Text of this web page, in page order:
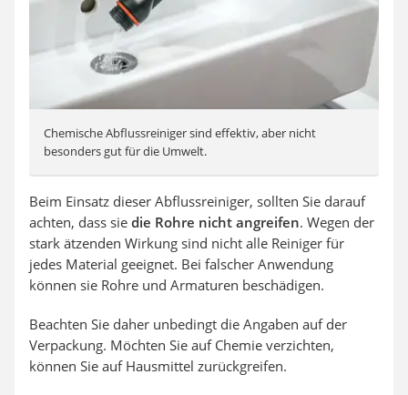
Chemische Abflussreiniger sind effektiv, aber nicht
besonders gut für die Umwelt.
Beim Einsatz dieser Abflussreiniger, sollten Sie darauf
achten, dass sie die Rohre nicht angreifen. Wegen der
stark ätzenden Wirkung sind nicht alle Reiniger für
jedes Material geeignet. Bei falscher Anwendung
können sie Rohre und Armaturen beschädigen.
Beachten Sie daher unbedingt die Angaben auf der
Verpackung. Möchten Sie auf Chemie verzichten,
können Sie auf Hausmittel zurückgreifen.